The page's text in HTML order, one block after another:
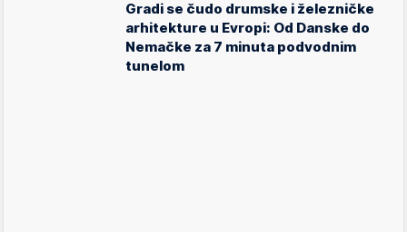
Gradi se čudo drumske i železničke
arhitekture u Evropi: Od Danske do
Nemačke za 7 minuta podvodnim
tunelom